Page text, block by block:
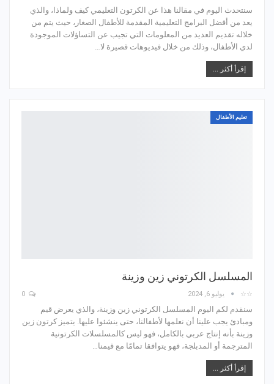
سنتحدث اليوم في مقالنا هذا عن الكرتون التعليمي كيف ولماذا، والذي
يعد من أفضل البرامج التعليمية المقدمة للأطفال الصغار، حيث يتم من
خلاله تقديم العديد من المعلومات التي تجيب عن التساؤلات الموجودة
لدي الأطفال، وذلك من خلال فيديوهات قصيرة لا…
إقرأ أكثر ...
تعليم الأطفال
المسلسل الكرتوني زين وزينة
☆☆ يوليو 6, 2024
سنقدم لكم اليوم المسلسل الكرتوني زين وزينة، والذي يعرض قيم
ومبادئ يجب علينا أن نعلمها لأطفالنا، حتى ينشئوا عليها. يتميز كرتون زين
وزينة بأنه إنتاج عربي بالكامل، فهو ليس كالمسلسلات الكرتونية
المترجمة أو المدبلجة، فهو يتوافقا تمامًا مع قيمنا…
إقرأ أكثر ...